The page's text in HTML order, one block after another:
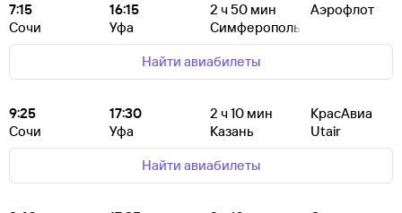
7:15
Сочи
16:15
Уфа
2 ч 50 мин
Симферополь
Аэрофлот
Найти авиабилеты
9:25
Сочи
17:30
Уфа
2 ч 10 мин
Казань
КрасАвиа
Utair
Найти авиабилеты